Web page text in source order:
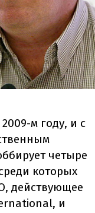
м году, и с
четыре
которых
действующее
и